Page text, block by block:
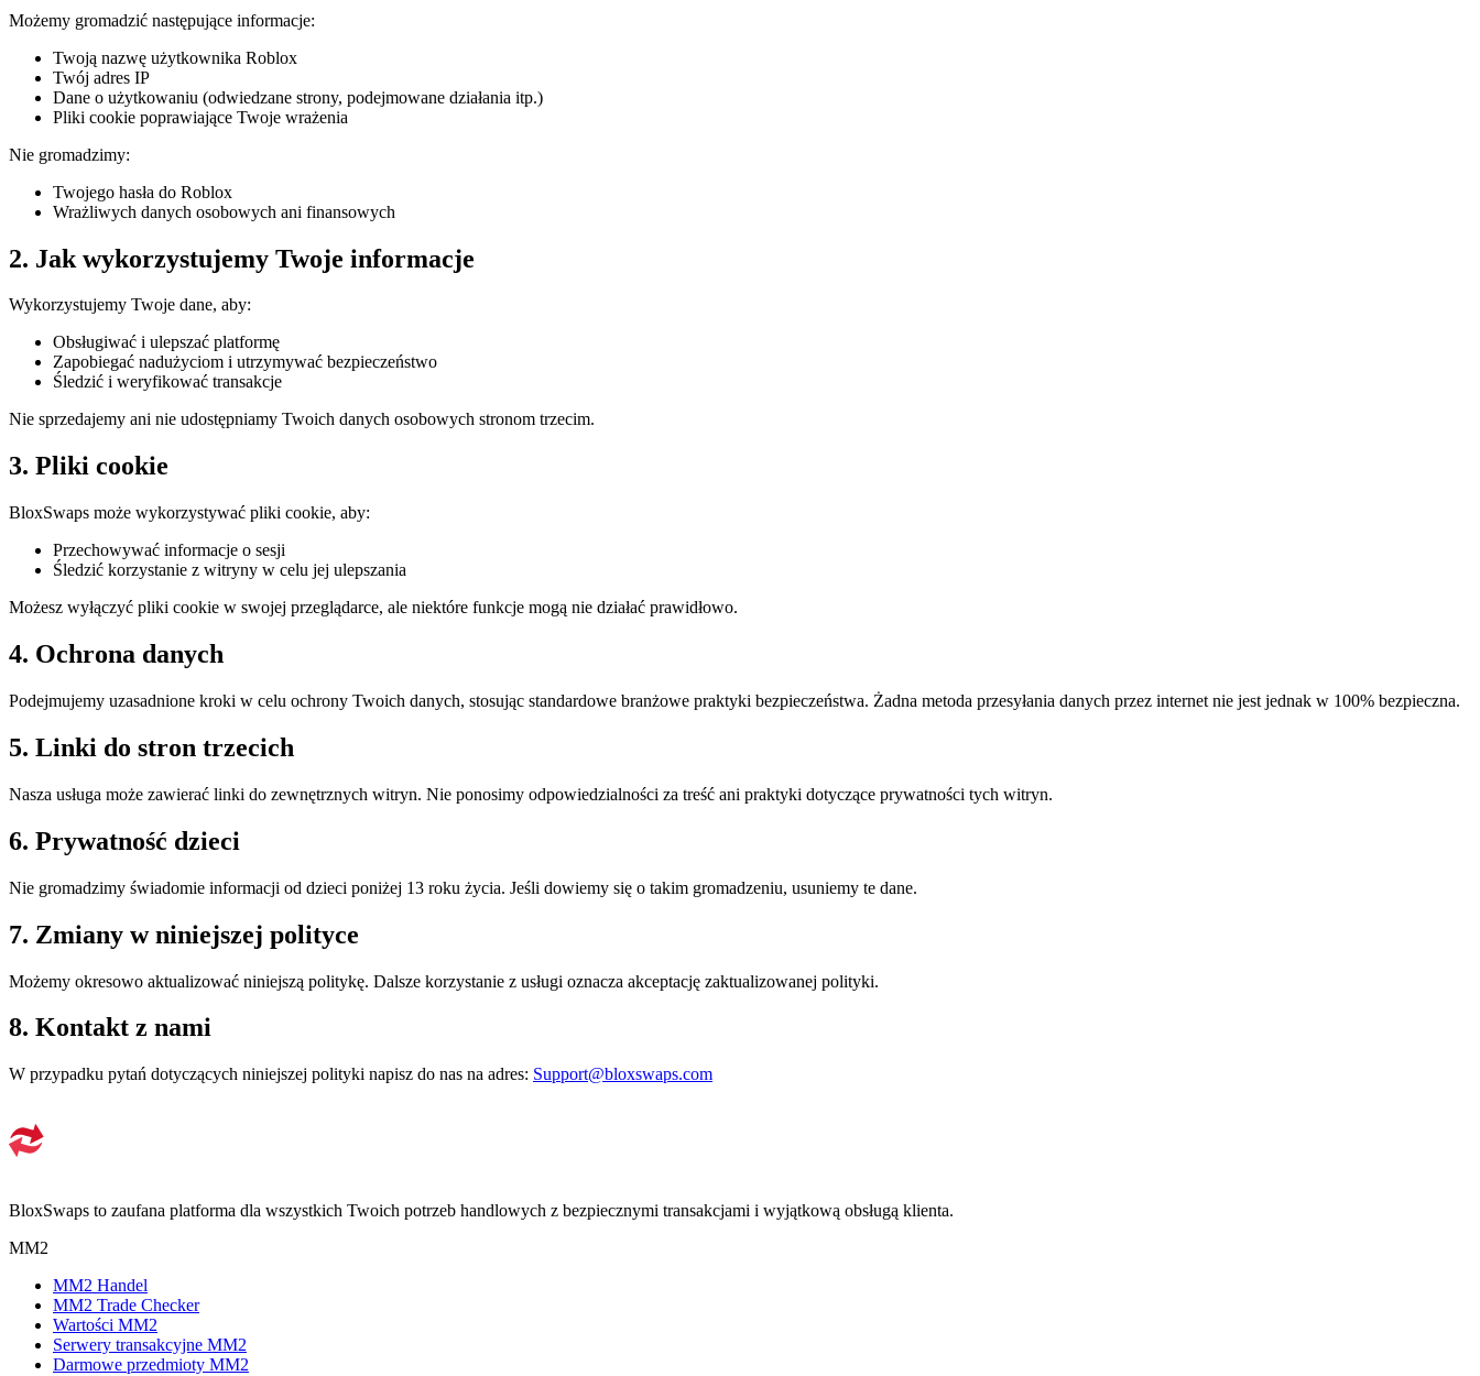
Możemy gromadzić następujące informacje:
Twoją nazwę użytkownika Roblox
Twój adres IP
Dane o użytkowaniu (odwiedzane strony, podejmowane działania itp.)
Pliki cookie poprawiające Twoje wrażenia
Nie gromadzimy:
Twojego hasła do Roblox
Wrażliwych danych osobowych ani finansowych
2. Jak wykorzystujemy Twoje informacje
Wykorzystujemy Twoje dane, aby:
Obsługiwać i ulepszać platformę
Zapobiegać nadużyciom i utrzymywać bezpieczeństwo
Śledzić i weryfikować transakcje
Nie sprzedajemy ani nie udostępniamy Twoich danych osobowych stronom trzecim.
3. Pliki cookie
BloxSwaps może wykorzystywać pliki cookie, aby:
Przechowywać informacje o sesji
Śledzić korzystanie z witryny w celu jej ulepszania
Możesz wyłączyć pliki cookie w swojej przeglądarce, ale niektóre funkcje mogą nie działać prawidłowo.
4. Ochrona danych
Podejmujemy uzasadnione kroki w celu ochrony Twoich danych, stosując standardowe branżowe praktyki bezpieczeństwa. Żadna metoda przesyłania danych przez internet nie jest jednak w 100% bezpieczna.
5. Linki do stron trzecich
Nasza usługa może zawierać linki do zewnętrznych witryn. Nie ponosimy odpowiedzialności za treść ani praktyki dotyczące prywatności tych witryn.
6. Prywatność dzieci
Nie gromadzimy świadomie informacji od dzieci poniżej 13 roku życia. Jeśli dowiemy się o takim gromadzeniu, usuniemy te dane.
7. Zmiany w niniejszej polityce
Możemy okresowo aktualizować niniejszą politykę. Dalsze korzystanie z usługi oznacza akceptację zaktualizowanej polityki.
8. Kontakt z nami
W przypadku pytań dotyczących niniejszej polityki napisz do nas na adres: Support@bloxswaps.com
BloxSwaps to zaufana platforma dla wszystkich Twoich potrzeb handlowych z bezpiecznymi transakcjami i wyjątkową obsługą klienta.
MM2
MM2 Handel
MM2 Trade Checker
Wartości MM2
Serwery transakcyjne MM2
Darmowe przedmioty MM2